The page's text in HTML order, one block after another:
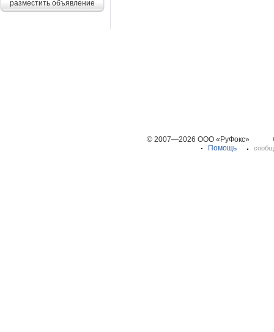
разместить объявление
© 2007—2026 ООО «РуФокс»
Помощь